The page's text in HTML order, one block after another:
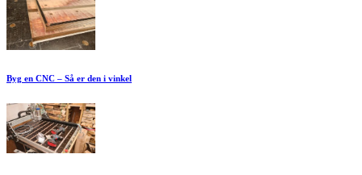
Byg en CNC – Så er den i vinkel